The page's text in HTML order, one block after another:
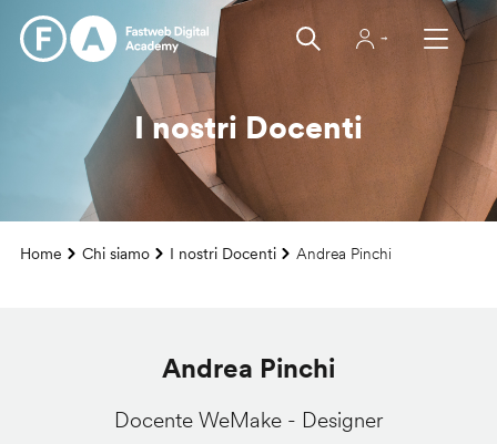
contenuto
I nostri Docenti
Briciole
Home Chi siamo I nostri Docenti Andrea Pinchi
Andrea Pinchi
Docente WeMake - Designer